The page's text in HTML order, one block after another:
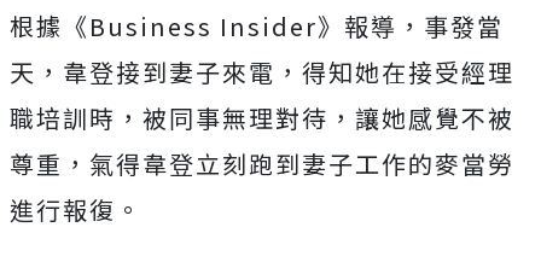
根據《Business Insider》報導，事發當
天，韋登接到妻子來電，得知她在接受經理
職培訓時，被同事無理對待，讓她感覺不被
尊重，氣得韋登立刻跑到妻子工作的麥當勞
進行報復。